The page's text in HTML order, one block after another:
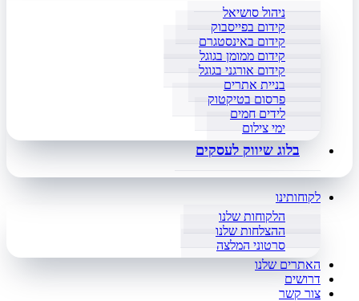
ניהול סושיאל
קידום בפייסבוק
קידום באינסטגרם
קידום ממומן בגוגל
קידום אורגני בגוגל
בניית אתרים
פרסום בטיקטוק
לידים חמים
ימי צילום
בלוג שיווק לעסקים
לקוחותינו
הלקוחות שלנו
ההצלחות שלנו
סרטוני המלצה
האתרים שלנו
דרושים
צור קשר